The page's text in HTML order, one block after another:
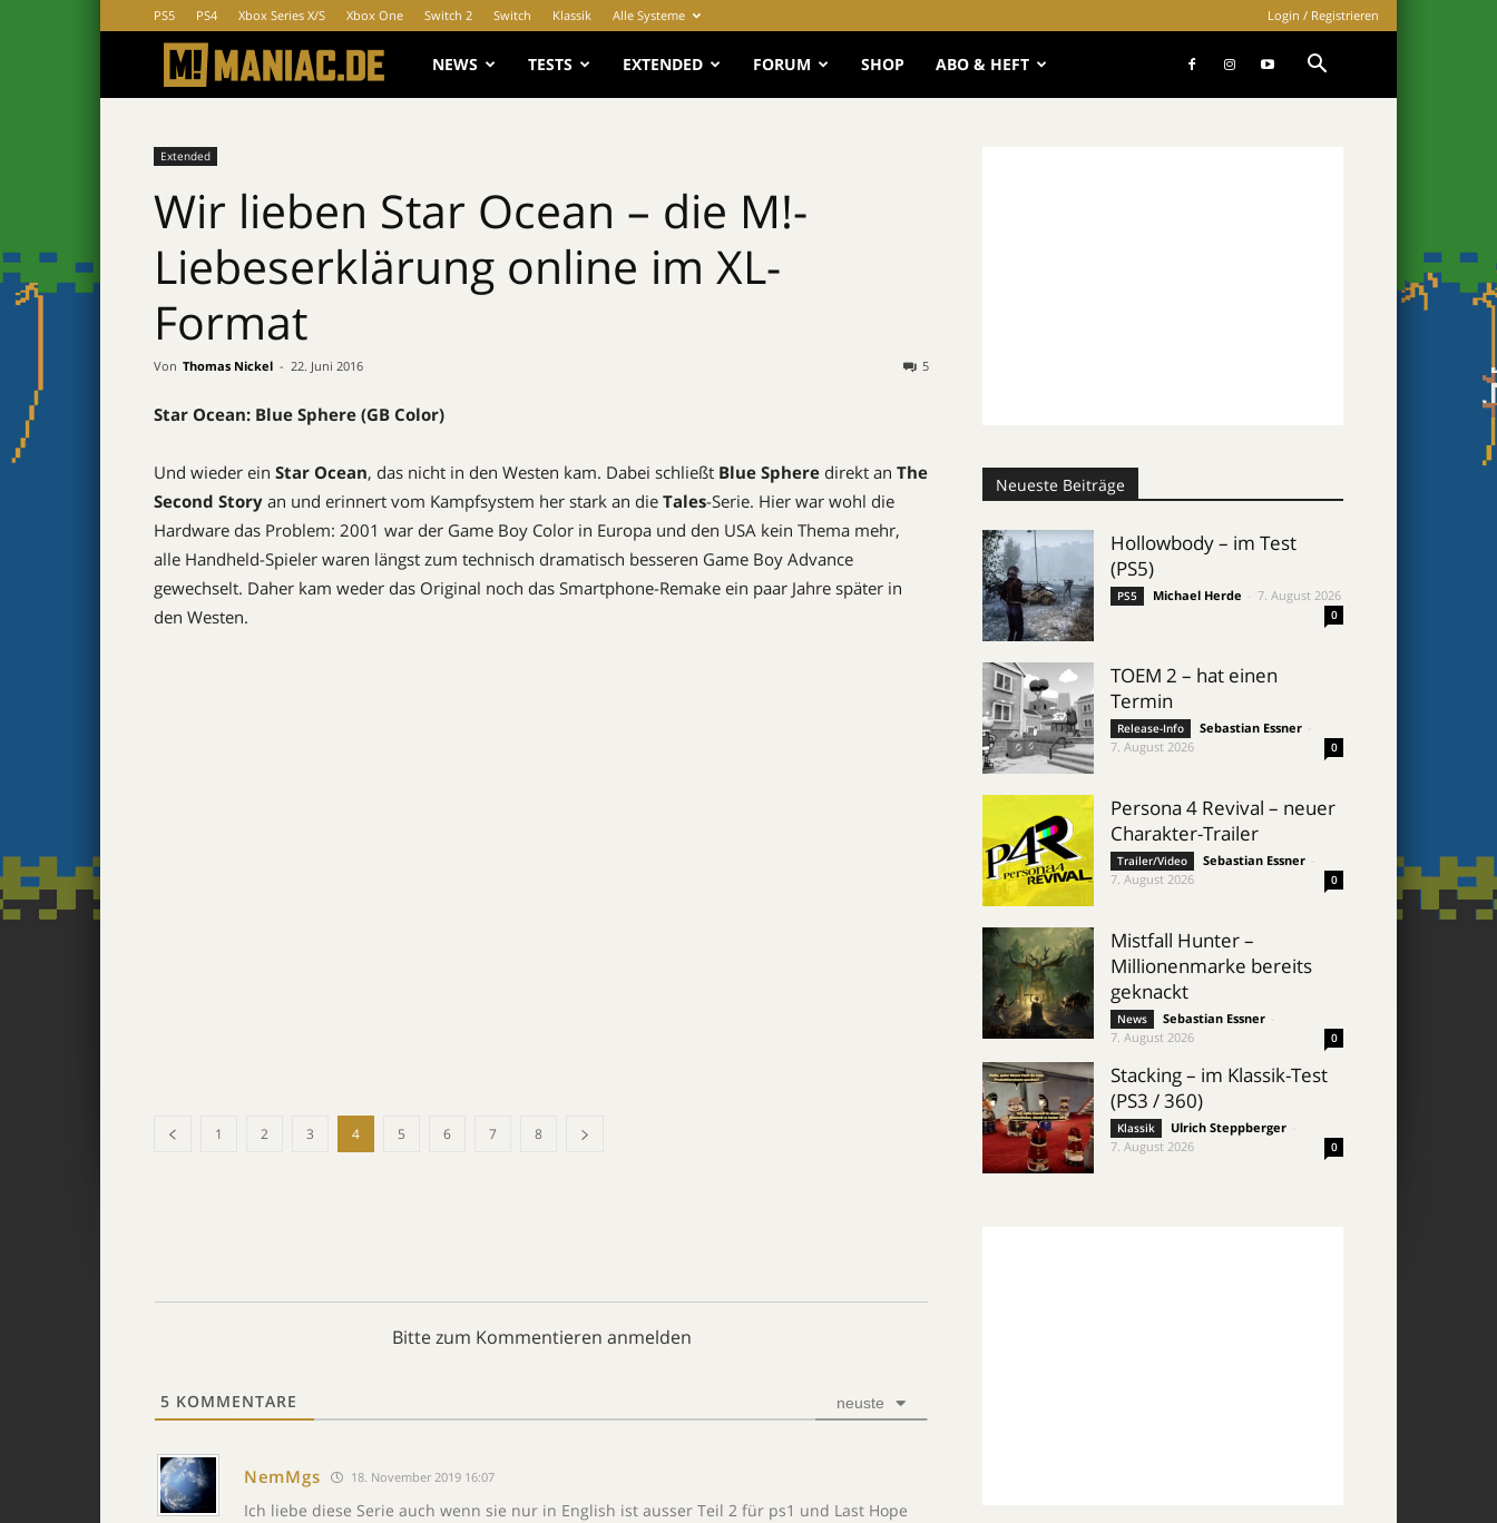
PS5 PS4 Xbox Series X/S Xbox One Switch 2 Switch Klassik Alle Systeme Login / Registrieren
MANIAC.de
NEWS TESTS EXTENDED FORUM SHOP ABO & HEFT
Extended
Wir lieben Star Ocean – die M!-
Liebeserklärung online im XL-
Format
Von Thomas Nickel - 22. Juni 2016 5
Star Ocean: Blue Sphere (GB Color)
Und wieder ein Star Ocean, das nicht in den Westen kam. Dabei schließt Blue Sphere direkt an The
Second Story an und erinnert vom Kampfsystem her stark an die Tales-Serie. Hier war wohl die
Hardware das Problem: 2001 war der Game Boy Color in Europa und den USA kein Thema mehr,
alle Handheld-Spieler waren längst zum technisch dramatisch besseren Game Boy Advance
gewechselt. Daher kam weder das Original noch das Smartphone-Remake ein paar Jahre später in
den Westen.
1 2 3 4 5 6 7 8
Bitte zum Kommentieren anmelden
5 KOMMENTARE neuste
NemMgs 18. November 2019 16:07
Ich liebe diese Serie auch wenn sie nur in English ist ausser Teil 2 für ps1 und Last Hope
Neueste Beiträge
Hollowbody – im Test
(PS5)
PS5 Michael Herde 7. August 2026
0
TOEM 2 – hat einen
Termin
Release-Info Sebastian Essner
7. August 2026
0
Persona 4 Revival – neuer
Charakter-Trailer
Trailer/Video Sebastian Essner
7. August 2026
0
Mistfall Hunter –
Millionenmarke bereits
geknackt
News Sebastian Essner
7. August 2026
0
Stacking – im Klassik-Test
(PS3 / 360)
Klassik Ulrich Steppberger
7. August 2026
0